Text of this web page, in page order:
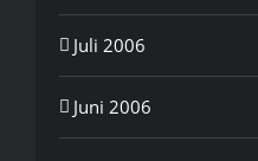
Juli 2006
Juni 2006